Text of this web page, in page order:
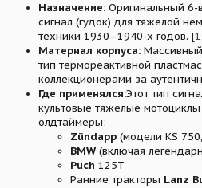
Назначение: Оригинальный 6-
сигнал (гудок) для тяжелой
техники 1930–1940-х годов. [1,
Материал корпуса:
тип термореактивной
коллекционерами за
Где применялся:Этот тип
культовые тяжелые
олдтаймеры:
Zündapp (модели KS
BMW (включая
Puch 125T
Ранние тракторы Lanz